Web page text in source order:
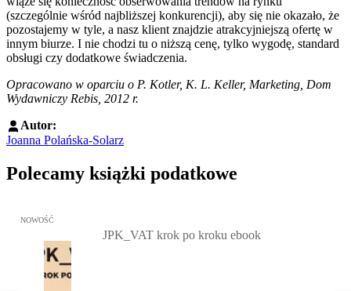
(szczególnie wśród najbliższej konkurencji), aby się nie okazało, że
pozostajemy w tyle, a nasz klient znajdzie atrakcyjniejszą ofertę w
innym biurze. I nie chodzi tu o niższą cenę, tylko wygodę, standard
obsługi czy dodatkowe świadczenia.
Opracowano w oparciu o P. Kotler, K. L. Keller, Marketing, Dom
Wydawniczy Rebis, 2012 r.
Autor:
Joanna Polańska-Solarz
Polecamy książki podatkowe
Przejdź do: JPK_VAT krok po kroku ebook, Patrycja Kubiesa -
NOWOŚĆ
JPK_VAT krok po kroku ebook